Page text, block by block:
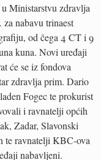
Ministarstvu zdravlja
nabavu trinaest
od čega 4 CT i 9
kuna. Novi uređaji
će se iz fondova
zdravlja prim. Dario
Fogec te prokurist
i ravnatelji općih
Zadar, Slavonski
te ravnatelji KBC-ova
nabavljeni.